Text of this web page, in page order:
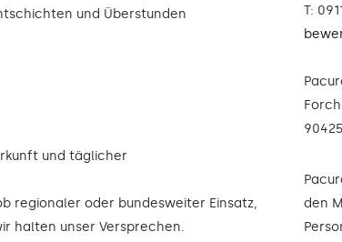
und Überstunden
und täglicher
regionaler oder bundesweiter Einsatz,
halten unser Versprechen.
T:
den